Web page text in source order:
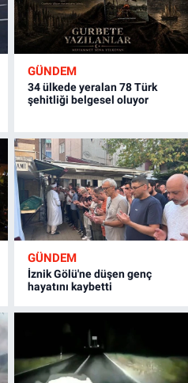
GÜNDEM
34 ülkede yeralan 78 Türk
şehitliği belgesel oluyor
GÜNDEM
İznik Gölü'ne düşen genç
hayatını kaybetti